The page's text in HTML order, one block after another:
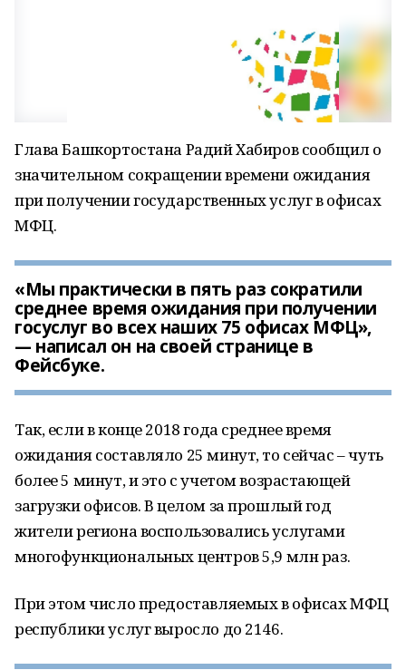
Глава Башкортостана Радий Хабиров сообщил о
значительном сокращении времени ожидания
при получении государственных услуг в офисах
МФЦ.
«Мы практически в пять раз сократили
среднее время ожидания при получении
госуслуг во всех наших 75 офисах МФЦ»,
— написал он на своей странице в
Фейсбуке.
Так, если в конце 2018 года среднее время
ожидания составляло 25 минут, то сейчас – чуть
более 5 минут, и это с учетом возрастающей
загрузки офисов. В целом за прошлый год
жители региона воспользовались услугами
многофункциональных центров 5,9 млн раз.
При этом число предоставляемых в офисах МФЦ
республики услуг выросло до 2146.